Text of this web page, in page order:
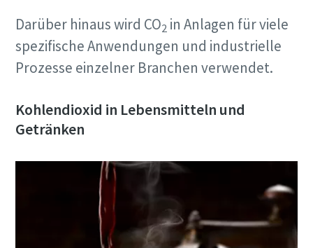
Darüber hinaus wird CO2 in Anlagen für viele
spezifische Anwendungen und industrielle
Prozesse einzelner Branchen verwendet.
Kohlendioxid in Lebensmitteln und
Getränken